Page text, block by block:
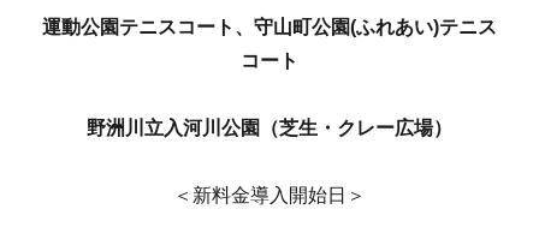
運動公園テニスコート、 守山町公園(ふれあい)テニス
コート
野洲川立入河川公園（芝生・クレー広場）
＜新料金導入開始日＞